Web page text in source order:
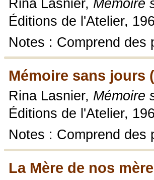
Rina Lasnier, Mémoire
Éditions de l'Atelier,
Notes : Comprend des
Mémoire sans jours
Rina Lasnier, Mémoire
Éditions de l'Atelier,
Notes : Comprend des
La Mère de nos